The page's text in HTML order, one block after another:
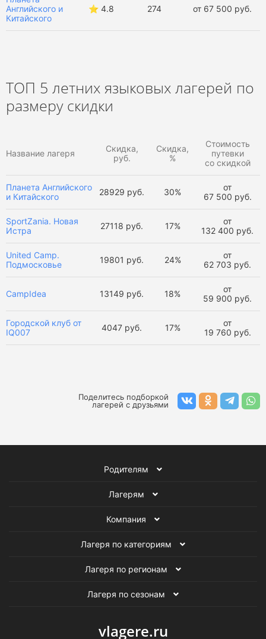
Английского и
Китайского
⭐️ 4.8 274 от 67 500 руб.
ТОП 5 летних языковых лагерей по
размеру скидки
Название лагеря
Скидка,
руб.
Скидка,
%
Стоимость
путевки
со скидкой
Планета Английского
и Китайского
28929 руб. 30%
от
67 500 руб.
SportZania. Новая
Истра
27118 руб. 17%
от
132 400 руб.
United Camp.
Подмосковье
19801 руб. 24%
от
62 703 руб.
CampIdea 13149 руб. 18%
от
59 900 руб.
Городской клуб от
IQ007
4047 руб. 17%
от
19 760 руб.
Поделитесь подборкой
лагерей с друзьями
Родителям
Лагерям
Компания
Лагеря по категориям
Лагеря по регионам
Лагеря по сезонам
vlagere.ru